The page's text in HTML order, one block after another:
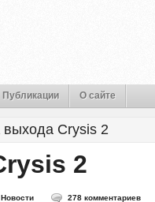
Публикации О сайте
выхода Crysis 2
2
Новости 278 комментариев